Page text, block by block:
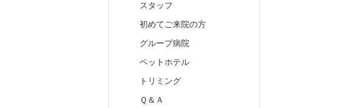
スタッフ
初めてご来院の方
グループ病院
ペットホテル
トリミング
Ｑ＆Ａ